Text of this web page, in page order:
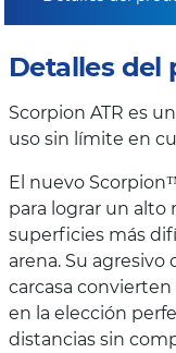
Detalles del
Scorpion ATR es
uso sin límite en
El nuevo
para lograr un alto
superficies más
arena. Su
carcasa
en la elección
distancias sin